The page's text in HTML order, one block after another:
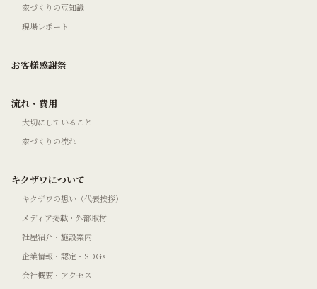
家づくりの豆知識
現場レポート
お客様感謝祭
流れ・費用
大切にしていること
家づくりの流れ
キクザワについて
キクザワの想い（代表挨拶）
メディア掲載・外部取材
社屋紹介・施設案内
企業情報・認定・SDGs
会社概要・アクセス